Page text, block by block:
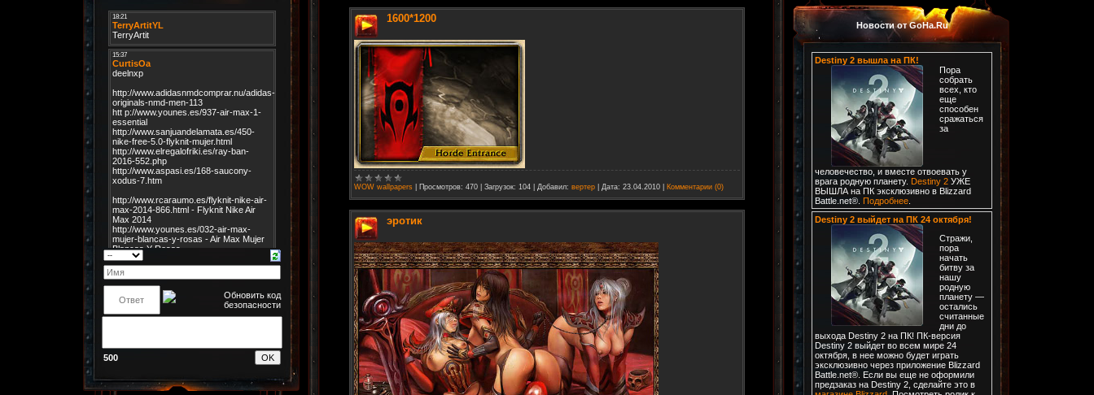
500
1600*1200
WOW wallpapers Просмотров: 470 Загрузок: 104 Добавил: вертер Дата: 23.04.2010 Комментарии (0)
эротик
Новости от GoHa.Ru
Destiny 2 вышла на ПК!
Пора
собрать
всех, кто
еще
способен
сражаться
за
человечество, и вместе отвоевать у
врага родную планету. Destiny 2УЖЕ
ВЫШЛА на ПК эксклюзивно в Blizzard
Battle.net®. Подробнее.
Destiny 2 выйдет на ПК 24 октября!
Стражи,
пора
начать
битву за
нашу
родную
планету —
остались
считанные
дни до
выхода Destiny 2 на ПК! ПК-версия
Destiny 2 выйдет во всем мире 24
октября, в нее можно будет играть
эксклюзивно через приложение Blizzard
Battle.net®. Если вы еще не оформили
предзаказ на Destiny 2, сделайте это в